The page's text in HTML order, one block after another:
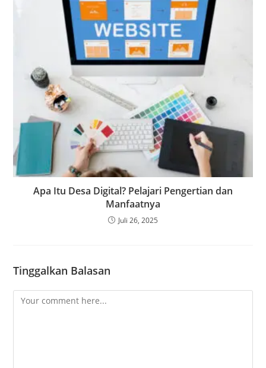
Apa Itu Desa Digital? Pelajari Pengertian dan
Manfaatnya
Juli 26, 2025
Tinggalkan Balasan